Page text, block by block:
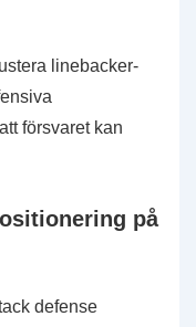
linebacker-
försvaret kan
på
defense